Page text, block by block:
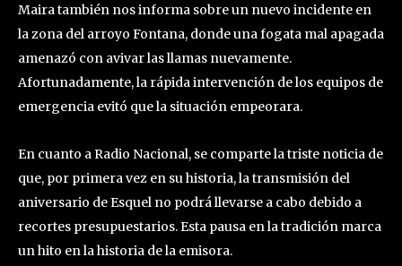
Maira también nos informa sobre un nuevo incidente en
la zona del arroyo Fontana, donde una fogata mal apagada
amenazó con avivar las llamas nuevamente.
Afortunadamente, la rápida intervención de los equipos de
emergencia evitó que la situación empeorara.
En cuanto a Radio Nacional, se comparte la triste noticia de
que, por primera vez en su historia, la transmisión del
aniversario de Esquel no podrá llevarse a cabo debido a
recortes presupuestarios. Esta pausa en la tradición marca
un hito en la historia de la emisora.